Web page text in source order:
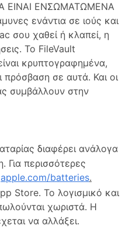
ΕΙΝΑΙ ΕΝΣΩΜΑΤΩΜΕΝΑ
ενάντια σε ιούς και
σου χαθεί ή κλαπεί, η
Το FileVault
κρυπτογραφημένα,
σε αυτά. Και οι
συμβάλλουν στην
διαφέρει ανάλογα
Για περισσότερες
apple.com/batteries.
Store. Το λογισμικό και
χωριστά. Η
να αλλάξει.